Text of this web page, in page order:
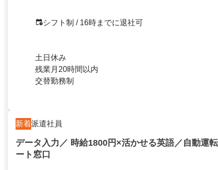
シフト制 / 16時までに退社可
土日休み
残業月20時間以内
交替勤務制
新着派遣社員
データ入力／ 時給1800円×活かせる英語／自動運
ート窓口